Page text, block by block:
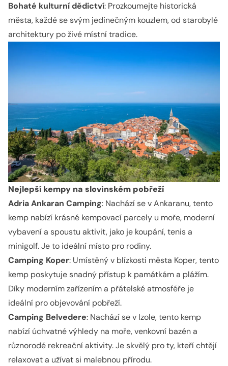
Bohaté kulturní dědictví: Prozkoumejte historická
města, každé se svým jedinečným kouzlem, od starobylé
architektury po živé místní tradice.
Nejlepší kempy na slovinském pobřeží
Adria Ankaran Camping: Nachází se v Ankaranu, tento
kemp nabízí krásné kempovací parcely u moře, moderní
vybavení a spoustu aktivit, jako je koupání, tenis a
minigolf. Je to ideální místo pro rodiny.
Camping Koper: Umístěný v blízkosti města Koper, tento
kemp poskytuje snadný přístup k památkám a plážím.
Díky moderním zařízením a přátelské atmosféře je
ideální pro objevování pobřeží.
Camping Belvedere: Nachází se v Izole, tento kemp
nabízí úchvatné výhledy na moře, venkovní bazén a
různorodé rekreační aktivity. Je skvělý pro ty, kteří chtějí
relaxovat a užívat si malebnou přírodu.